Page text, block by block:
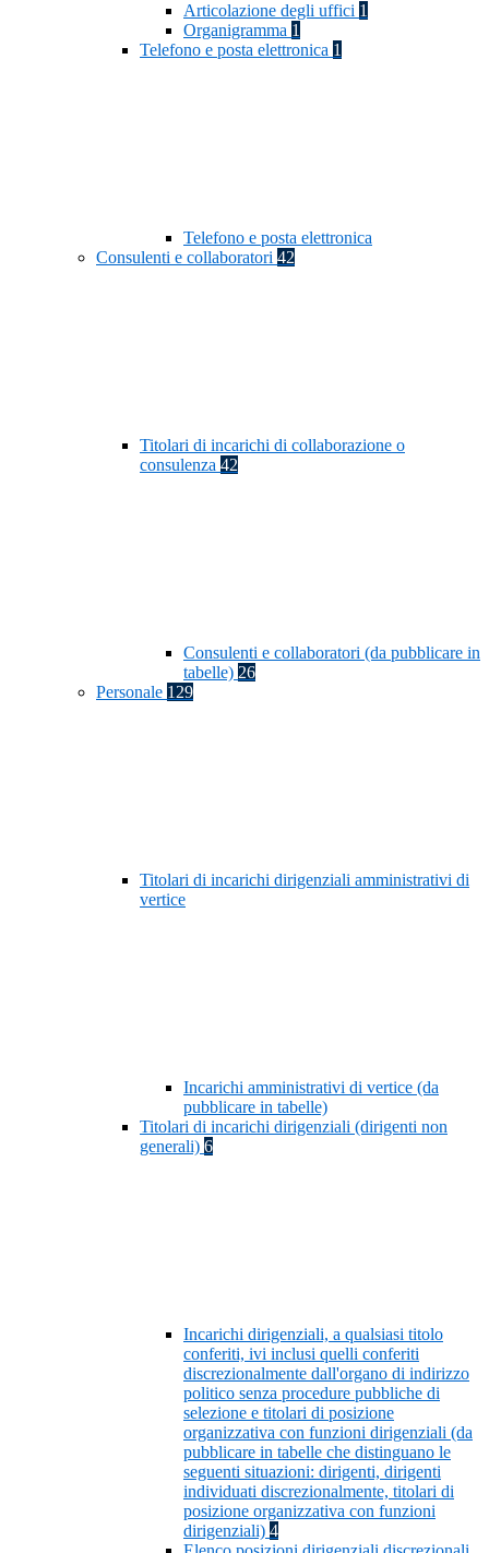
Articolazione degli uffici 1
Organigramma 1
Telefono e posta elettronica 1
Telefono e posta elettronica
Consulenti e collaboratori 42
Titolari di incarichi di collaborazione o
consulenza 42
Consulenti e collaboratori (da pubblicare in
tabelle) 26
Personale 129
Titolari di incarichi dirigenziali amministrativi di
vertice
Incarichi amministrativi di vertice (da
pubblicare in tabelle)
Titolari di incarichi dirigenziali (dirigenti non
generali) 6
Incarichi dirigenziali, a qualsiasi titolo
conferiti, ivi inclusi quelli conferiti
discrezionalmente dall'organo di indirizzo
politico senza procedure pubbliche di
selezione e titolari di posizione
organizzativa con funzioni dirigenziali (da
pubblicare in tabelle che distinguano le
seguenti situazioni: dirigenti, dirigenti
individuati discrezionalmente, titolari di
posizione organizzativa con funzioni
dirigenziali) 4